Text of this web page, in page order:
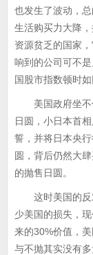
也发生了波动，
生活购买力大降
资源贫乏的国家
响到的公司可不
国股市指数顿时
美国政府坐不
日圆，小日本首
誓，并将日本央
圆，背后仍然大
的抛售日圆。
这时美国的反
少美国的损失，
来的30%价值，
与不抛其实没有